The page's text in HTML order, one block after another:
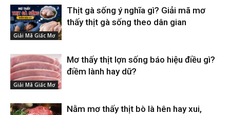
Giải Mã Giấc Mơ
Thịt gà sống ý nghĩa gì? Giải mã mơ
thấy thịt gà sống theo dân gian
Giải Mã Giấc Mơ
Mơ thấy thịt lợn sống báo hiệu điều gì?
điềm lành hay dữ?
Nằm mơ thấy thịt bò là hên hay xui,